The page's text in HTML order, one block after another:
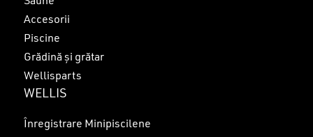
Accesorii
Piscine
Grădină și grătar
Wellisparts
WELLIS
Înregistrare Minipiscilene